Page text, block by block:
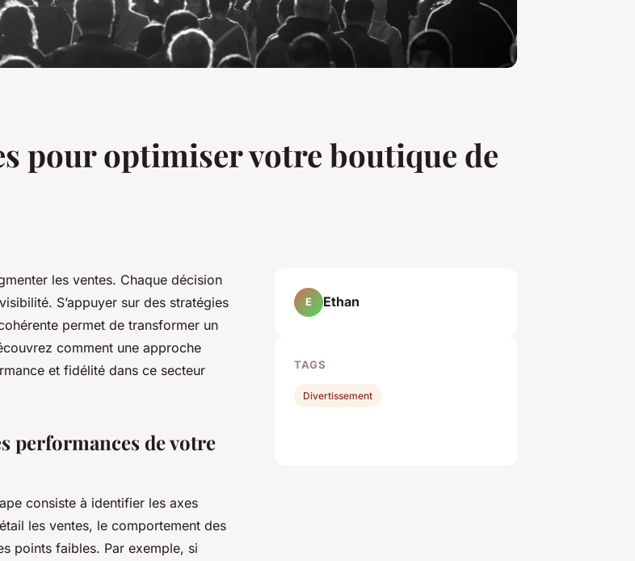
pour optimiser votre boutique de
les ventes. Chaque décision
S’appuyer sur des stratégies
permet de transformer un
comment une approche
et fidélité dans ce secteur
performances de votre
consiste à identifier les axes
les ventes, le comportement des
points faibles. Par exemple, si
E Ethan
TAGS
Divertissement